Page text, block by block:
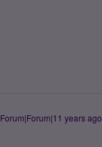
Forum|Forum|11 years ago